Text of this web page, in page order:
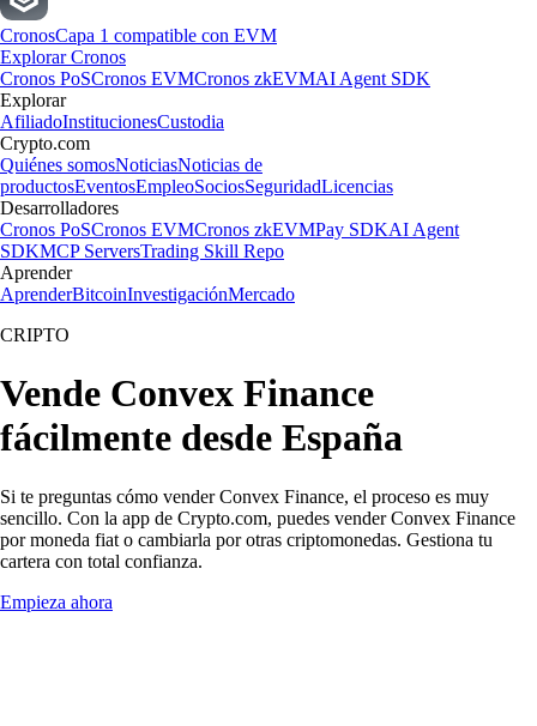
CronosCapa 1 compatible con EVM
Explorar Cronos
Cronos PoSCronos EVMCronos zkEVMAI Agent SDK
Explorar
AfiliadoInstitucionesCustodia
Crypto.com
Quiénes somosNoticiasNoticias de
productosEventosEmpleoSociosSeguridadLicencias
Desarrolladores
Cronos PoSCronos EVMCronos zkEVMPay SDKAI Agent
SDKMCP ServersTrading Skill Repo
Aprender
AprenderBitcoinInvestigaciónMercado
CRIPTO
Vende Convex Finance
fácilmente desde España
Si te preguntas cómo vender Convex Finance, el proceso es muy
sencillo. Con la app de Crypto.com, puedes vender Convex Finance
por moneda fiat o cambiarla por otras criptomonedas. Gestiona tu
cartera con total confianza.
Empieza ahora